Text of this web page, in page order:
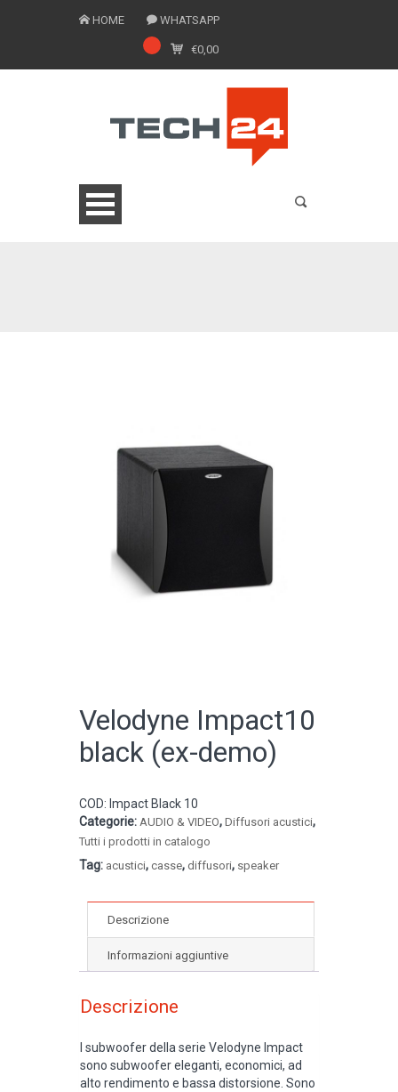
HOME WHATSAPP
€0,00
Velodyne Impact10
black (ex-demo)
COD: Impact Black 10
Categorie: AUDIO & VIDEO, Diffusori acustici,
Tutti i prodotti in catalogo
Tag: acustici, casse, diffusori, speaker
Descrizione
Informazioni aggiuntive
Descrizione
I subwoofer della serie Velodyne Impact
sono subwoofer eleganti, economici, ad
alto rendimento e bassa distorsione. Sono